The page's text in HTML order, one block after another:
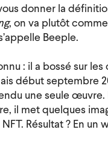
donner la
, on va plutôt
Beeple.
: il a bossé sur
début septembre
une seule
il met quelques
Résultat ? En un